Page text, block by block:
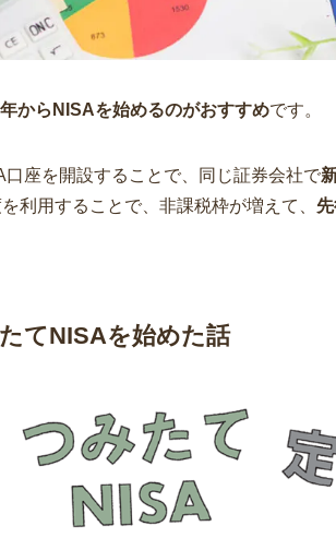
からNISAを始めるのがおすすめです。
座を開設することで、同じ証券会社で
利用することで、非課税枠が増えて、
てNISAを始めた話